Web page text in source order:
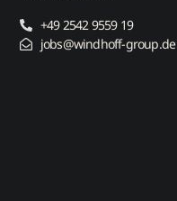
+49 2542 9559 19
jobs@windhoff-group.de